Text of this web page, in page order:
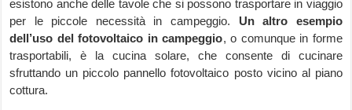
esistono anche delle tavole che si possono trasportare in viaggio
per le piccole necessità in campeggio. Un altro esempio
dell’uso del fotovoltaico in campeggio, o comunque in forme
trasportabili, è la cucina solare, che consente di cucinare
sfruttando un piccolo pannello fotovoltaico posto vicino al piano
cottura.